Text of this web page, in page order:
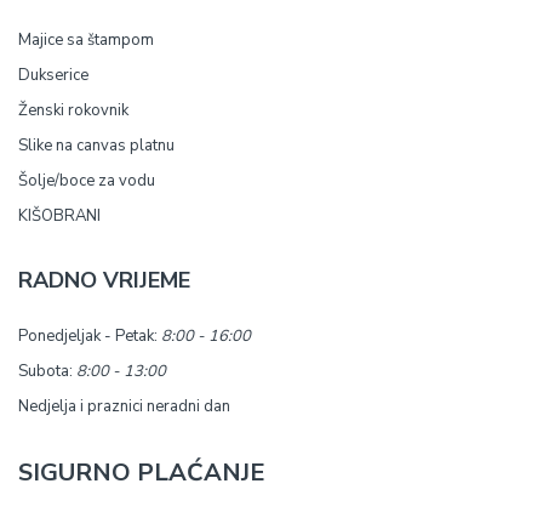
Majice sa štampom
Dukserice
Ženski rokovnik
Slike na canvas platnu
Šolje/boce za vodu
KIŠOBRANI
RADNO VRIJEME
Ponedjeljak - Petak: 8:00 - 16:00
Subota: 8:00 - 13:00
Nedjelja i praznici neradni dan
SIGURNO PLAĆANJE